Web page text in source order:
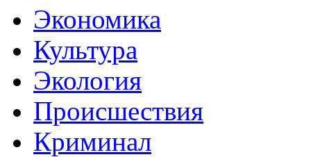
Экономика
Культура
Экология
Происшествия
Криминал